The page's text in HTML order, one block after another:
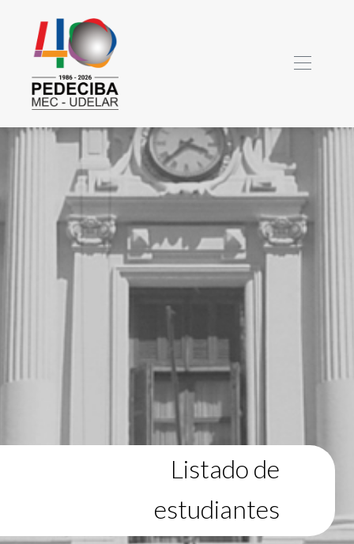
Listado de
estudiantes